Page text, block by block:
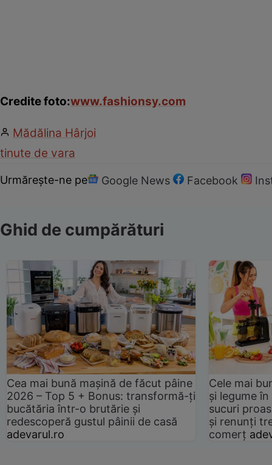
Credite foto:www.fashionsy.com
Mădălina Hârjoi
tinute de vara
Urmărește-ne pe Google News Facebook
Ghid de cumpărături
Cea mai bună mașină de făcut pâine
2026 – Top 5 + Bonus: transformă-ți
bucătăria într-o brutărie și
redescoperă gustul pâinii de casă
adevarul.ro
Cele mai
și legume
sucuri
și renunți
comerț